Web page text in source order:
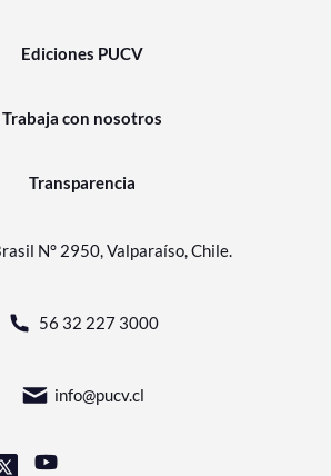
Ediciones PUCV
Trabaja con nosotros
Transparencia
N° 2950, Valparaíso, Chile.
56 32 227 3000
info@pucv.cl